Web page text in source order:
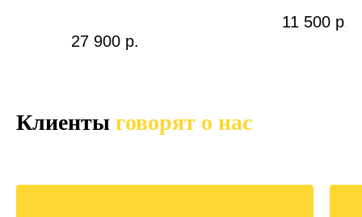
27 900 р.
11 500 р.
Клиенты говорят о нас